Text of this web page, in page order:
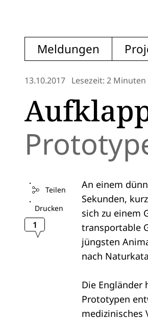
Meldungen
13.10.2017 Lesezeit: 2 Minuten
Teilen
Drucken
1
An einem
Sekunden,
sich zu einem
transportable
jüngsten
nach
Die Engländer
Prototypen
medizinisches